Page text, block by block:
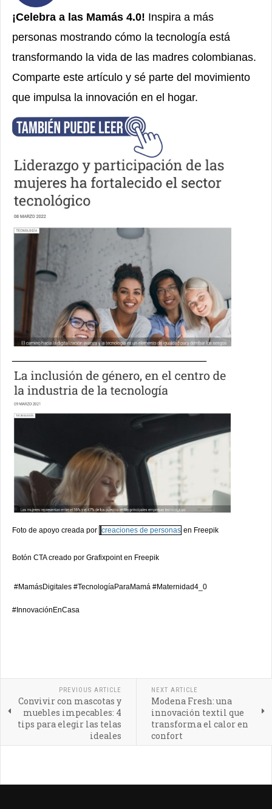
¡Celebra a las Mamás 4.0! Inspira a más
personas mostrando cómo la tecnología está
transformando la vida de las madres colombianas.
Comparte este artículo y sé parte del movimiento
que impulsa la innovación en el hogar.
Foto de apoyo creada por creaciones de personas en Freepik
Botón CTA creado por Grafixpoint en Freepik
#MamásDigitales #TecnologíaParaMamá #Maternidad4_0
#InnovaciónEnCasa
PREVIOUS ARTICLE
Convivir con mascotas y
muebles impecables: 4
tips para elegir las telas
ideales
NEXT ARTICLE
Modena Fresh: una
innovación textil que
transforma el calor en
confort